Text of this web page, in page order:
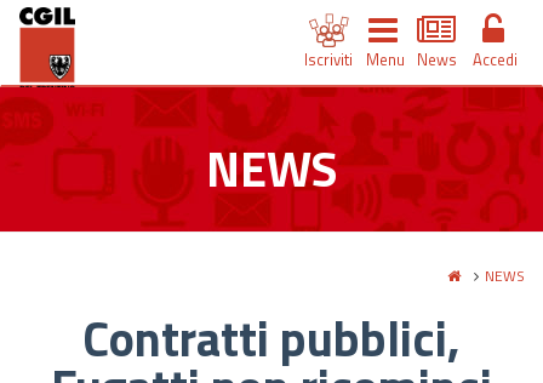
Iscriviti Menu News Accedi
NEWS
NEWS
Contratti pubblici,